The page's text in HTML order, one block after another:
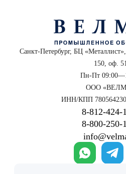
Санкт-Петербург, БЦ
150, оф.
Пн-Пт
ООО
ИНН/КПП